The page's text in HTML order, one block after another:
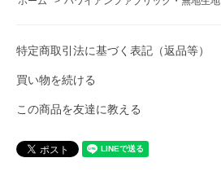
特定商取引法に基づく表記（返品等）
買い物を続ける
この商品を友達に教える